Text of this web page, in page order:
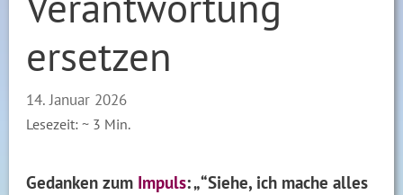
ersetzen
14. Januar 2026
Lesezeit: ~ 3 Min.
Gedanken zum Impuls: „“Siehe, ich mache alles